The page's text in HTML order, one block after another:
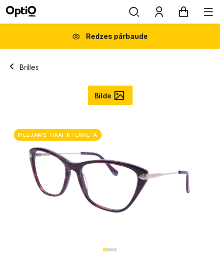
Redzes pārbaude
Brilles
Bilde
PIEEJAMS TIKAI INTERNETĀ